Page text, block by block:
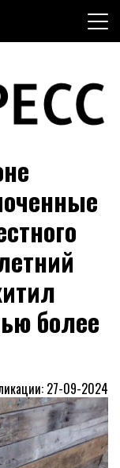
новости"
более
27-09-2024